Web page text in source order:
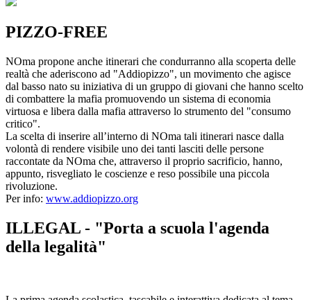
PIZZO-FREE
NOma propone anche itinerari che condurranno alla scoperta delle
realtà che aderiscono ad "Addiopizzo", un movimento che agisce
dal basso nato su iniziativa di un gruppo di giovani che hanno scelto
di combattere la mafia promuovendo un sistema di economia
virtuosa e libera dalla mafia attraverso lo strumento del "consumo
critico".
La scelta di inserire all’interno di NOma tali itinerari nasce dalla
volontà di rendere visibile uno dei tanti lasciti delle persone
raccontate da NOma che, attraverso il proprio sacrificio, hanno,
appunto, risvegliato le coscienze e reso possibile una piccola
rivoluzione.
Per info: www.addiopizzo.org
ILLEGAL - "Porta a scuola l'agenda
della legalità"